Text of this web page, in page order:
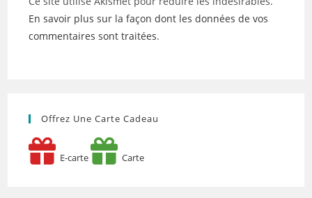
En savoir plus sur la façon dont les données de vos
commentaires sont traitées.
Offrez Une Carte Cadeau
E-carte Carte